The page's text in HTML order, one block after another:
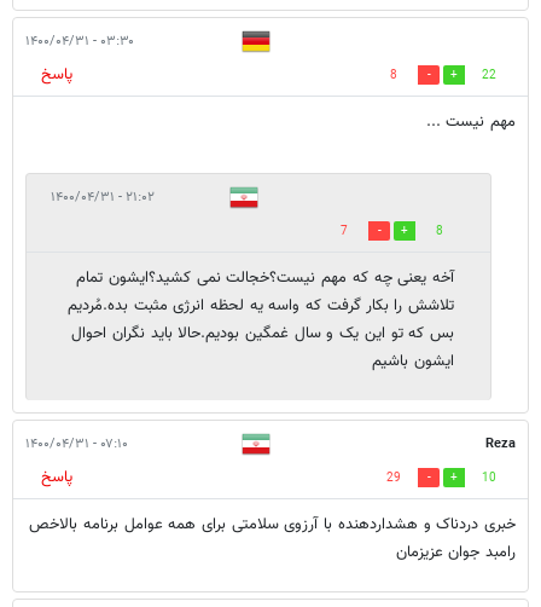
۰۳:۳۰ - ۱۴۰۰/۰۴/۳۱
22
8
پاسخ
مهم نیست ...
۲۱:۰۲ - ۱۴۰۰/۰۴/۳۱
8
7
آخه یعنی چه که مهم نیست؟خجالت نمی کشید؟ایشون تمام
تلاشش را بکار گرفت که واسه یه لحظه انرژی مثبت بده.مُردیم
بس که تو این یک و سال غمگین بودیم.حالا باید نگران احوال
ایشون باشیم
Reza ۰۷:۱۰ - ۱۴۰۰/۰۴/۳۱
10
29
پاسخ
خبری دردناک و هشداردهنده با آرزوی سلامتی برای همه عوامل برنامه بالاخص
رامبد جوان عزيزمان